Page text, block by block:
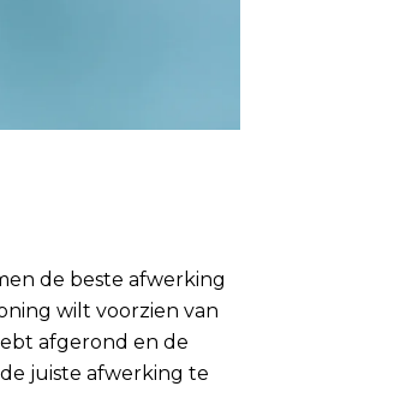
de beste afwerking
wilt voorzien van
afgerond en de
juiste afwerking te